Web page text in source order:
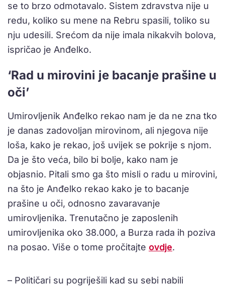
se to brzo odmotavalo. Sistem zdravstva nije u
redu, koliko su mene na Rebru spasili, toliko su
nju udesili. Srećom da nije imala nikakvih bolova,
ispričao je Anđelko.
‘Rad u mirovini je bacanje prašine u
oči’
Umirovljenik Anđelko rekao nam je da ne zna tko
je danas zadovoljan mirovinom, ali njegova nije
loša, kako je rekao, još uvijek se pokrije s njom.
Da je što veća, bilo bi bolje, kako nam je
objasnio. Pitali smo ga što misli o radu u mirovini,
na što je Anđelko rekao kako je to bacanje
prašine u oči, odnosno zavaravanje
umirovljenika. Trenutačno je zaposlenih
umirovljenika oko 38.000, a Burza rada ih poziva
na posao. Više o tome pročitajte ovdje.
– Političari su pogriješili kad su sebi nabili